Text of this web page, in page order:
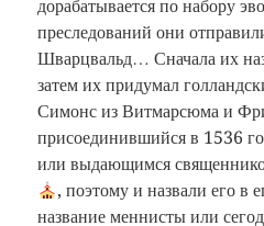
дорабатывается по набору
преследований они
Шварцвальд… Сначала их
затем их придумал
Симонс из Витмарсюма и
присоединившийся в 1536
или выдающимся
, поэтому и назвали его в
название меннисты или